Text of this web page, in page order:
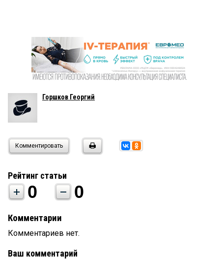
Горшков Георгий
Комментировать
Рейтинг статьи
0 0
Комментарии
Комментариев нет.
Ваш комментарий